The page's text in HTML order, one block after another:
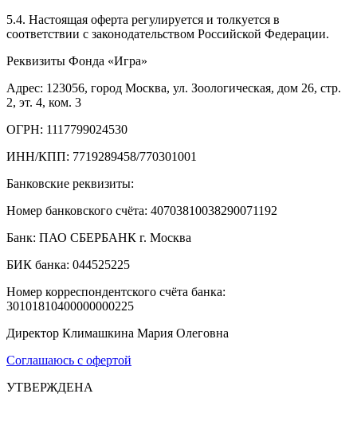
5.4. Настоящая оферта регулируется и толкуется в
соответствии с законодательством Российской Федерации.
Реквизиты Фонда «Игра»
Адрес: 123056, город Москва, ул. Зоологическая, дом 26, стр.
2, эт. 4, ком. 3
ОГРН: 1117799024530
ИНН/КПП: 7719289458/770301001
Банковские реквизиты:
Номер банковского счёта: 40703810038290071192
Банк: ПАО СБЕРБАНК г. Москва
БИК банка: 044525225
Номер корреспондентского счёта банка:
30101810400000000225
Директор Климашкина Мария Олеговна
Соглашаюсь с офертой
УТВЕРЖДЕНА